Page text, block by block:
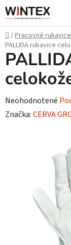
Prejsť
na
obsah
Domov
/Pracovné rukavice
PALLIDA rukavice
Priemerné
hodnotenie
hviezdičiek.
Neohodnotené
Značka:CERVA